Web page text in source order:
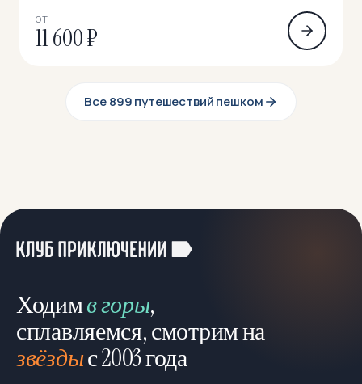
ОТ
11 600 ₽
Все 899 путешествий пешком
Ходимв горы,
сплавляемся, смотрим на
звёздыс 2003 года